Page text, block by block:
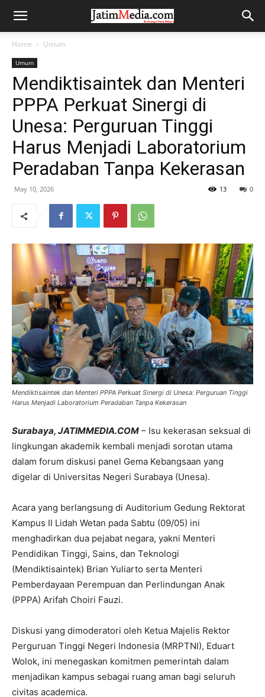
Home Umum
Umum
Mendiktisaintek dan Menteri
PPPA Perkuat Sinergi di
Unesa: Perguruan Tinggi
Harus Menjadi Laboratorium
Peradaban Tanpa Kekerasan
May 10, 2026 0
13
Mendiktisaintek dan Menteri PPPA Perkuat Sinergi di Unesa: Perguruan Tinggi
Harus Menjadi Laboratorium Peradaban Tanpa Kekerasan
Surabaya, JATIMMEDIA.COM – Isu kekerasan seksual di
lingkungan akademik kembali menjadi sorotan utama
dalam forum diskusi panel Gema Kebangsaan yang
digelar di Universitas Negeri Surabaya (Unesa).
Acara yang berlangsung di Auditorium Gedung Rektorat
Kampus II Lidah Wetan pada Sabtu (09/05) ini
menghadirkan dua pejabat negara, yakni Menteri
Pendidikan Tinggi, Sains, dan Teknologi
(Mendiktisaintek) Brian Yuliarto serta Menteri
Pemberdayaan Perempuan dan Perlindungan Anak
(PPPA) Arifah Choiri Fauzi.
Diskusi yang dimoderatori oleh Ketua Majelis Rektor
Perguruan Tinggi Negeri Indonesia (MRPTNI), Eduart
Wolok, ini menegaskan komitmen pemerintah dalam
menjadikan kampus sebagai ruang aman bagi seluruh
civitas academica.